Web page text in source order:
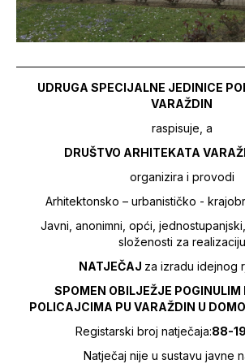
UDRUGA SPECIJALNE JEDINICE
VARAŽDIN
raspisuje, a
DRUŠTVO ARHITEKATA
organizira i provodi
Arhitektonsko – urbanističko -
Javni, anonimni, opći,
složenosti za realizaciju
NATJEČAJ za izradu idejnog
SPOMEN OBILJEŽJE POGINULIM
POLICAJCIMA PU VARAŽDIN U
Registarski broj natječaja:88-
Natječaj nije u sustavu javne